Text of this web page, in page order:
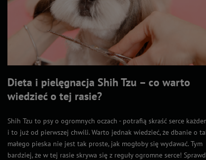
Dieta i pielęgnacja Shih Tzu – co warto
wiedzieć o tej rasie?
Shih Tzu to psy o ogromnych oczach - potrafią skraść serce
i to już od pierwszej chwili. Warto jednak wiedzieć, że dbanie o
małego pieska nie jest tak proste, jak mogłoby się wydawać. Tym
bardziej, że w tej rasie skrywa się z reguły ogromne serce!